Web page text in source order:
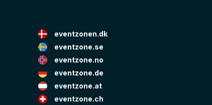
eventzonen.dk
eventzone.se
eventzone.no
eventzone.de
eventzone.at
eventzone.ch